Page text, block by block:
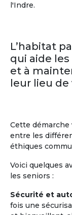
l'Indre.
L’habitat
qui aide
et à
leur lieu de
Cette démarche
entre les
éthiques
Voici quelques
les seniors :
Sécurité et
fois une